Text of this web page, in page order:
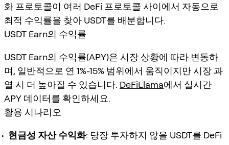
화 프로토콜이 여러 DeFi 프로토콜 사이에서 자동으로
최적 수익률을 찾아 USDT를 배분합니다.
USDT Earn의 수익률
USDT Earn의 수익률(APY)은 시장 상황에 따라 변동하
며, 일반적으로 연 1%-15% 범위에서 움직이지만 시장 과
열 시 더 높아질 수 있습니다. DeFiLlama에서 실시간
APY 데이터를 확인하세요.
활용 시나리오
현금성 자산 수익화: 당장 투자하지 않을 USDT를 DeFi